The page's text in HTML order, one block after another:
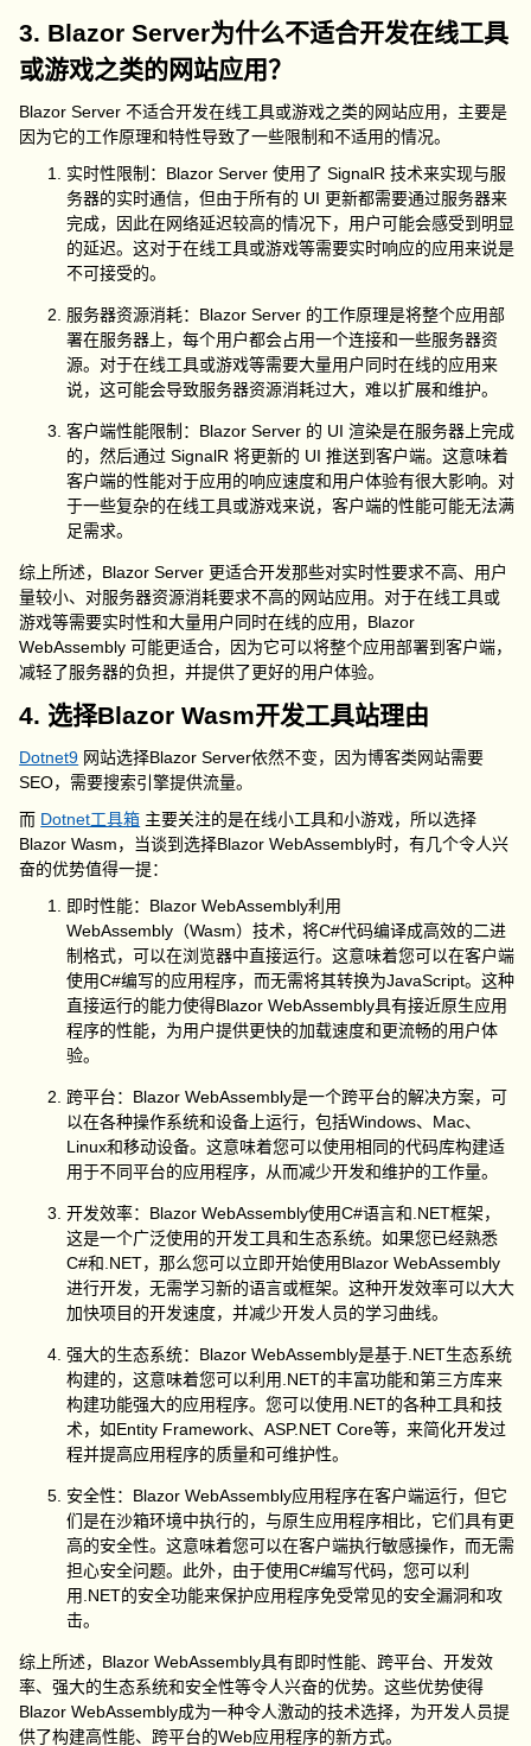
3. Blazor Server为什么不适合开发在线工具
或游戏之类的网站应用？
Blazor Server 不适合开发在线工具或游戏之类的网站应用，主要是
因为它的工作原理和特性导致了一些限制和不适用的情况。
实时性限制：Blazor Server 使用了 SignalR 技术来实现与服
务器的实时通信，但由于所有的 UI 更新都需要通过服务器来
完成，因此在网络延迟较高的情况下，用户可能会感受到明显
的延迟。这对于在线工具或游戏等需要实时响应的应用来说是
不可接受的。
服务器资源消耗：Blazor Server 的工作原理是将整个应用部
署在服务器上，每个用户都会占用一个连接和一些服务器资
源。对于在线工具或游戏等需要大量用户同时在线的应用来
说，这可能会导致服务器资源消耗过大，难以扩展和维护。
客户端性能限制：Blazor Server 的 UI 渲染是在服务器上完成
的，然后通过 SignalR 将更新的 UI 推送到客户端。这意味着
客户端的性能对于应用的响应速度和用户体验有很大影响。对
于一些复杂的在线工具或游戏来说，客户端的性能可能无法满
足需求。
综上所述，Blazor Server 更适合开发那些对实时性要求不高、用户
量较小、对服务器资源消耗要求不高的网站应用。对于在线工具或
游戏等需要实时性和大量用户同时在线的应用，Blazor
WebAssembly 可能更适合，因为它可以将整个应用部署到客户端，
减轻了服务器的负担，并提供了更好的用户体验。
4. 选择Blazor Wasm开发工具站理由
Dotnet9 网站选择Blazor Server依然不变，因为博客类网站需要
SEO，需要搜索引擎提供流量。
而 Dotnet工具箱 主要关注的是在线小工具和小游戏，所以选择
Blazor Wasm，当谈到选择Blazor WebAssembly时，有几个令人兴
奋的优势值得一提：
即时性能：Blazor WebAssembly利用
WebAssembly（Wasm）技术，将C#代码编译成高效的二进
制格式，可以在浏览器中直接运行。这意味着您可以在客户端
使用C#编写的应用程序，而无需将其转换为JavaScript。这种
直接运行的能力使得Blazor WebAssembly具有接近原生应用
程序的性能，为用户提供更快的加载速度和更流畅的用户体
验。
跨平台：Blazor WebAssembly是一个跨平台的解决方案，可
以在各种操作系统和设备上运行，包括Windows、Mac、
Linux和移动设备。这意味着您可以使用相同的代码库构建适
用于不同平台的应用程序，从而减少开发和维护的工作量。
开发效率：Blazor WebAssembly使用C#语言和.NET框架，
这是一个广泛使用的开发工具和生态系统。如果您已经熟悉
C#和.NET，那么您可以立即开始使用Blazor WebAssembly
进行开发，无需学习新的语言或框架。这种开发效率可以大大
加快项目的开发速度，并减少开发人员的学习曲线。
强大的生态系统：Blazor WebAssembly是基于.NET生态系统
构建的，这意味着您可以利用.NET的丰富功能和第三方库来
构建功能强大的应用程序。您可以使用.NET的各种工具和技
术，如Entity Framework、ASP.NET Core等，来简化开发过
程并提高应用程序的质量和可维护性。
安全性：Blazor WebAssembly应用程序在客户端运行，但它
们是在沙箱环境中执行的，与原生应用程序相比，它们具有更
高的安全性。这意味着您可以在客户端执行敏感操作，而无需
担心安全问题。此外，由于使用C#编写代码，您可以利
用.NET的安全功能来保护应用程序免受常见的安全漏洞和攻
击。
综上所述，Blazor WebAssembly具有即时性能、跨平台、开发效
率、强大的生态系统和安全性等令人兴奋的优势。这些优势使得
Blazor WebAssembly成为一种令人激动的技术选择，为开发人员提
供了构建高性能、跨平台的Web应用程序的新方式。